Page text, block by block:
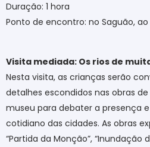
Duração: 1 hora
Ponto de encontro: no Saguão,
Visita mediada: Os rios de
Nesta visita, as crianças serão
detalhes escondidos nas obras
museu para debater a presença
cotidiano das cidades. As obras
“Partida da Monção”, “Inundação